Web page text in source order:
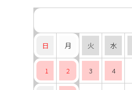
日 月 火 水
1 2 3 4